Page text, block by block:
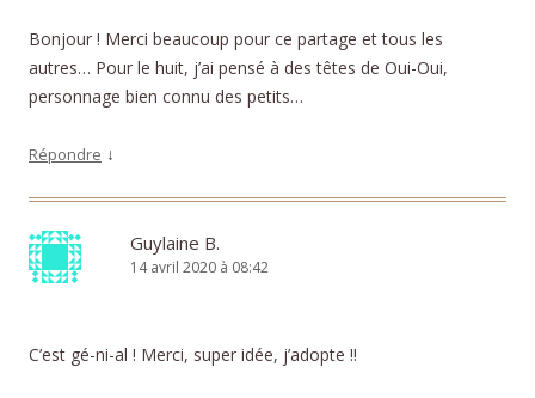
Bonjour ! Merci beaucoup pour ce partage et tous les
autres… Pour le huit, j’ai pensé à des têtes de Oui-Oui,
personnage bien connu des petits…
Répondre ↓
Guylaine B.
14 avril 2020 à 08:42
C’est gé-ni-al ! Merci, super idée, j’adopte !!